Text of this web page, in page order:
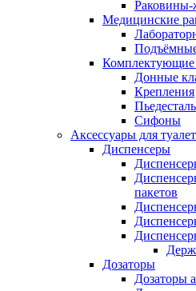
Раковины-
Медицинские
Комплектующие
Донные
Крепления
Сифоны
Аксессуары для
Диспенсеры
пакетов
Дозаторы
Дозаторы